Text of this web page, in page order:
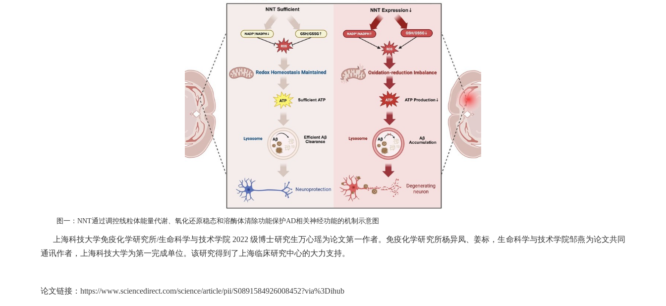
图一：NNT通过调控线粒体能量代谢、氧化还原稳态和溶酶体清除功能保护AD相关神经功能的机制示意图
上海科技大学免疫化学研究所/生命科学与技术学院 2022 级博士研究生万心瑶为论文第一作者。免疫化学研究所杨异凤、姜标，生命科学与技术学院邹燕为论文共同
通讯作者，上海科技大学为第一完成单位。该研究得到了上海临床研究中心的大力支持。
论文链接： https://www.sciencedirect.com/science/article/pii/S0891584926008452?via%3Dihub